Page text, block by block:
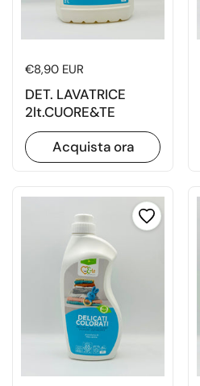
Prezzo di listino
€8,90 EUR
DET. LAVATRICE
2lt.CUORE&TE
Acquista ora